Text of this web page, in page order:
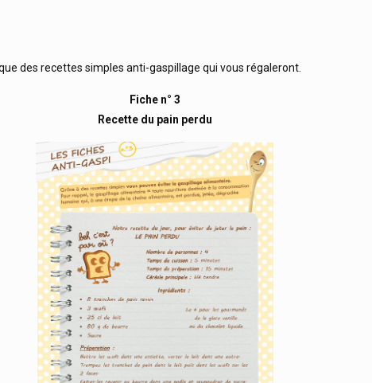
des recettes simples anti-gaspillage qui vous régaleront.
Fiche n° 3
Recette du pain perdu